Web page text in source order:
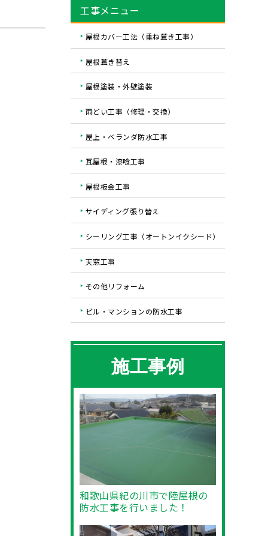
工事メニュー
屋根カバー工法（重ね葺き工事）
屋根葺き替え
屋根塗装・外壁塗装
雨どい工事（修理・交換）
屋上・ベランダ防水工事
瓦屋根・漆喰工事
屋根板金工事
サイディング張り替え
シーリング工事（オートンイクシード）
天窓工事
その他リフォーム
ビル・マンションの防水工事
施工事例
和歌山県紀の川市で陸屋根の
防水工事を行いました！